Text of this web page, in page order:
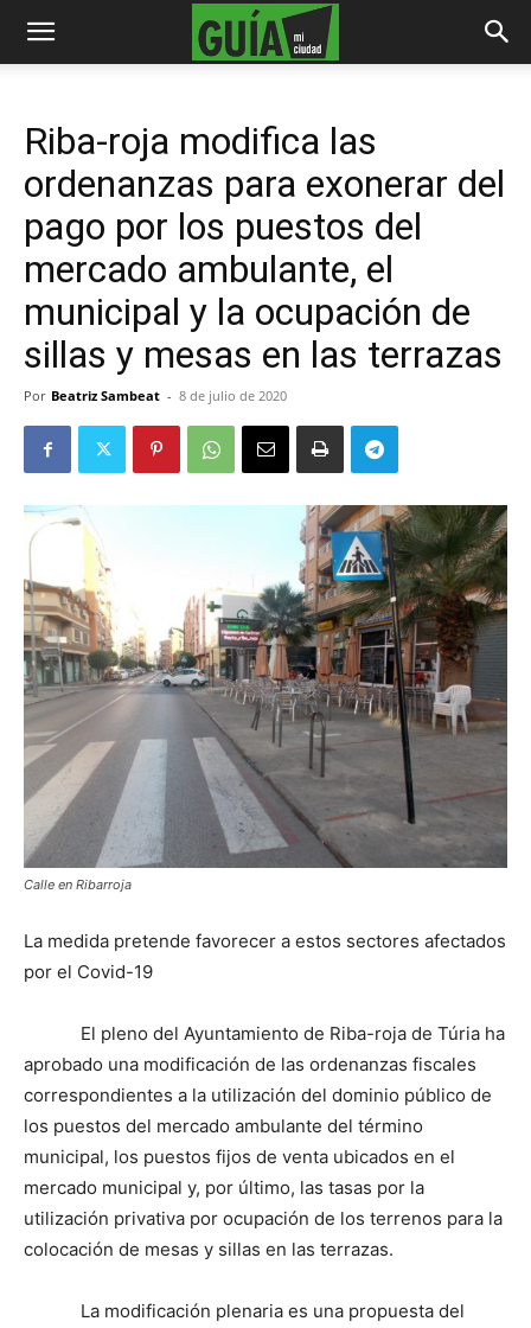
Riba-roja modifica las
ordenanzas para exonerar del
pago por los puestos del
mercado ambulante, el
municipal y la ocupación de
sillas y mesas en las terrazas
Por Beatriz Sambeat - 8 de julio de 2020
Calle en Ribarroja
La medida pretende favorecer a estos sectores afectados
por el Covid-19
El pleno del Ayuntamiento de Riba-roja de Túria ha
aprobado una modificación de las ordenanzas fiscales
correspondientes a la utilización del dominio público de
los puestos del mercado ambulante del término
municipal, los puestos fijos de venta ubicados en el
mercado municipal y, por último, las tasas por la
utilización privativa por ocupación de los terrenos para la
colocación de mesas y sillas en las terrazas.
La modificación plenaria es una propuesta del